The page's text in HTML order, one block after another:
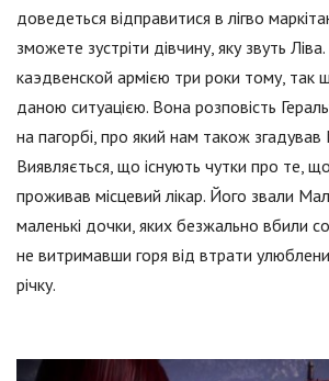
доведеться відправитися в лігво
зможете зустріти дівчину, яку звуть
каэдвенской армією три роки тому, так
даною ситуацією. Вона розповість
на пагорбі, про який нам також
Виявляється, що існують чутки про те,
проживав місцевий лікар. Його звали
маленькі дочки, яких безжально вбили
не витримавши горя від втрати
річку.